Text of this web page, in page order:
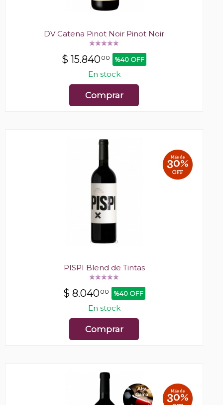
DV Catena Pinot Noir Pinot Noir
$ 15.84000 %40 OFF
En stock
Comprar
PISPI Blend de Tintas
$ 8.04000 %40 OFF
En stock
Comprar